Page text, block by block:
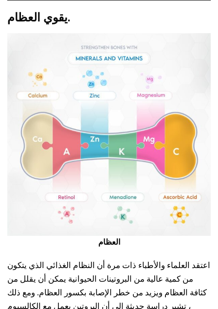
يقوي العظام.
العظام
اعتقد العلماء والأطباء ذات مرة أن النظام الغذائي الذي يتكون
من كمية عالية من البروتينات الحيوانية يمكن أن يقلل من
كثافة العظام ويزيد من خطر الإصابة بكسور العظام. ومع ذلك
، تشير دراسة حديثة إلى أن البروتين يعمل مع الكالسيوم